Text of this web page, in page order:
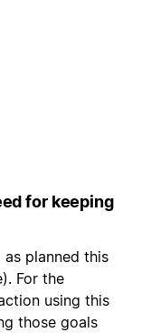
for keeping
as planned this
For the
using this
those goals